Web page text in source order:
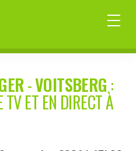
-VOITSBERG :
ET EN DIRECT À